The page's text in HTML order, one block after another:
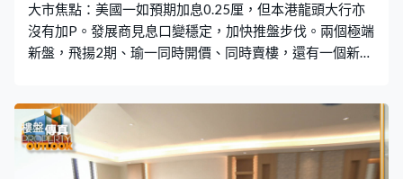
大市焦點：美國一如預期加息0.25厘，但本港龍頭大行亦
沒有加P。發展商見息口變穩定，加快推盤步伐。兩個極端
新盤，飛揚2期、瑜一同時開價、同時賣樓，還有一個新盤